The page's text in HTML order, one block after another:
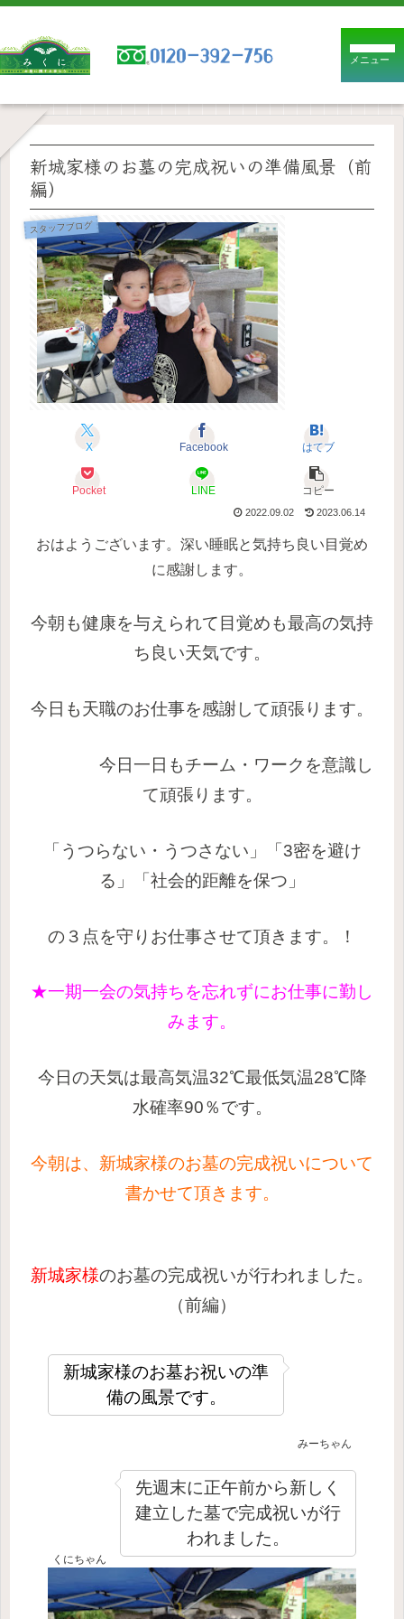
メニュー
新城家様のお墓の完成祝いの準備風景（前
編）
スタッフブログ
X Facebook はてブ
Pocket LINE コピー
2022.09.02 2023.06.14
おはようございます。深い睡眠と気持ち良い目覚め
に感謝します。
今朝も健康を与えられて目覚めも最高の気持
ち良い天気です。
今日も天職のお仕事を感謝して頑張ります。
今日一日もチーム・ワークを意識し
て頑張ります。
「うつらない・うつさない」「3密を避け
る」「社会的距離を保つ」
の３点を守りお仕事させて頂きます。！
★一期一会の気持ちを忘れずにお仕事に勤し
みます。
今日の天気は最高気温32℃最低気温28℃降
水確率90％です。
今朝は、新城家様のお墓の完成祝いについて
書かせて頂きます。
新城家様のお墓の完成祝いが行われました。
（前編）
みーちゃん
新城家様のお墓お祝いの準
備の風景です。
くにちゃん
先週末に正午前から新しく
建立した墓で完成祝いが行
われました。